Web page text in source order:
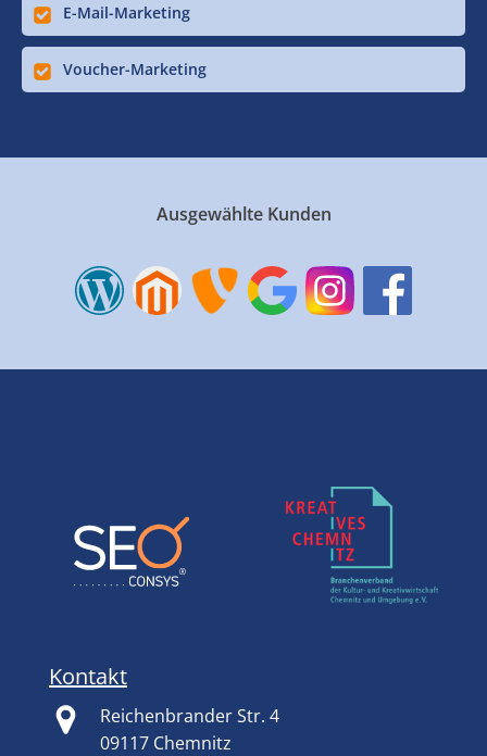
E-Mail-Marketing
Voucher-Marketing
Ausgewählte Kunden
Kontakt
Reichenbrander Str. 4
09117 Chemnitz